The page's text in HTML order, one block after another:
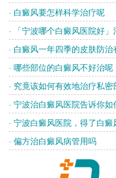
· 白癜风要怎样科学治疗呢
· 「宁波哪个白癜风医院好
· 白癜风一年四季的皮肤防
· 哪些部位的白癜风不好治呢
· 究竟该如何有效地治疗私
· 宁波治白癜风医院告诉你
· 宁波白癜风医院，得了白
· 偏方治白癜风病管用吗